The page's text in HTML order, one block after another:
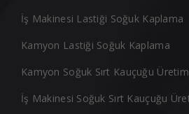
İş Makinesi Lastiği Soğuk Kaplama
Kamyon Lastiği Soğuk Kaplama
Kamyon Soğuk Sırt Kauçuğu
İş Makinesi Soğuk Sırt Kauçuğu